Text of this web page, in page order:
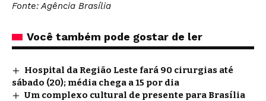
Fonte: Agência Brasília
Você também pode gostar de ler
Hospital da Região Leste fará 90 cirurgias até
sábado (20); média chega a 15 por dia
Um complexo cultural de presente para Brasília